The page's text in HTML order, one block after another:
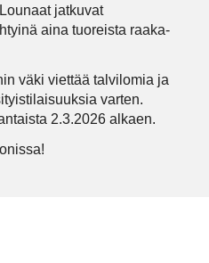
jatkuvat
aina tuoreista raaka-
väki viettää talvilomia ja
varten.
2.3.2026 alkaen.